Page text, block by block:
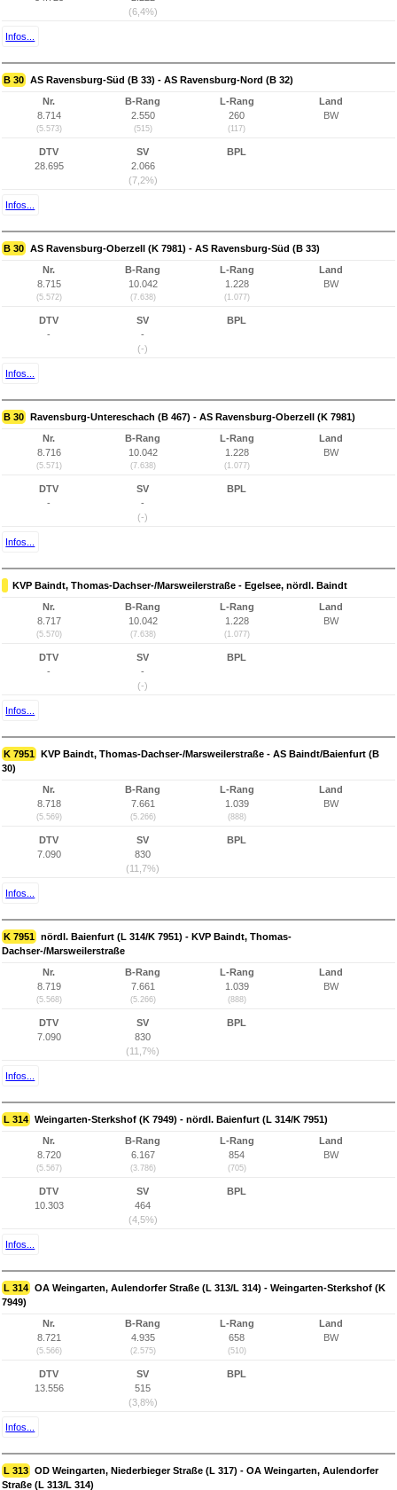
(6,4%)
Infos...
B 30 AS Ravensburg-Süd (B 33) - AS Ravensburg-Nord (B 32)
Nr.
8.714
(5.573)
B-Rang
2.550
(515)
L-Rang
260
(117)
Land
BW
DTV
28.695
SV
2.066
(7,2%)
BPL
Infos...
B 30 AS Ravensburg-Oberzell (K 7981) - AS Ravensburg-Süd (B 33)
Nr.
8.715
(5.572)
B-Rang
10.042
(7.638)
L-Rang
1.228
(1.077)
Land
BW
DTV
-
SV
-
(-)
BPL
Infos...
B 30 Ravensburg-Untereschach (B 467) - AS Ravensburg-Oberzell (K 7981)
Nr.
8.716
(5.571)
B-Rang
10.042
(7.638)
L-Rang
1.228
(1.077)
Land
BW
DTV
-
SV
-
(-)
BPL
Infos...
KVP Baindt, Thomas-Dachser-/Marsweilerstraße - Egelsee, nördl. Baindt
Nr.
8.717
(5.570)
B-Rang
10.042
(7.638)
L-Rang
1.228
(1.077)
Land
BW
DTV
-
SV
-
(-)
BPL
Infos...
K 7951 KVP Baindt, Thomas-Dachser-/Marsweilerstraße - AS Baindt/Baienfurt (B
30)
Nr.
8.718
(5.569)
B-Rang
7.661
(5.266)
L-Rang
1.039
(888)
Land
BW
DTV
7.090
SV
830
(11,7%)
BPL
Infos...
K 7951 nördl. Baienfurt (L 314/K 7951) - KVP Baindt, Thomas-
Dachser-/Marsweilerstraße
Nr.
8.719
(5.568)
B-Rang
7.661
(5.266)
L-Rang
1.039
(888)
Land
BW
DTV
7.090
SV
830
(11,7%)
BPL
Infos...
L 314 Weingarten-Sterkshof (K 7949) - nördl. Baienfurt (L 314/K 7951)
Nr.
8.720
(5.567)
B-Rang
6.167
(3.786)
L-Rang
854
(705)
Land
BW
DTV
10.303
SV
464
(4,5%)
BPL
Infos...
L 314 OA Weingarten, Aulendorfer Straße (L 313/L 314) - Weingarten-Sterkshof (K
7949)
Nr.
8.721
(5.566)
B-Rang
4.935
(2.575)
L-Rang
658
(510)
Land
BW
DTV
13.556
SV
515
(3,8%)
BPL
Infos...
L 313 OD Weingarten, Niederbieger Straße (L 317) - OA Weingarten, Aulendorfer
Straße (L 313/L 314)